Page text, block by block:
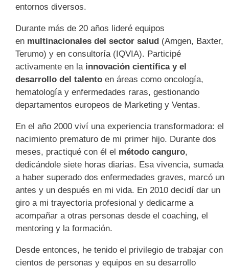
entornos diversos.
Durante más de 20 años lideré equipos
en multinacionales del sector salud (Amgen, Baxter,
Terumo) y en consultoría (IQVIA). Participé
activamente en la innovación científica y el
desarrollo del talento en áreas como oncología,
hematología y enfermedades raras, gestionando
departamentos europeos de Marketing y Ventas.
En el año 2000 viví una experiencia transformadora: el
nacimiento prematuro de mi primer hijo. Durante dos
meses, practiqué con él el método canguro,
dedicándole siete horas diarias. Esa vivencia, sumada
a haber superado dos enfermedades graves, marcó un
antes y un después en mi vida. En 2010 decidí dar un
giro a mi trayectoria profesional y dedicarme a
acompañar a otras personas desde el coaching, el
mentoring y la formación.
Desde entonces, he tenido el privilegio de trabajar con
cientos de personas y equipos en su desarrollo